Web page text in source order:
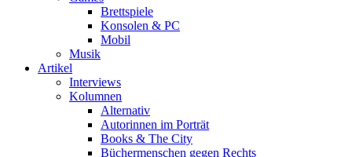
Brettspiele
Konsolen & PC
Mobil
Musik
Artikel
Interviews
Kolumnen
Alternativ
Autorinnen im Porträt
Books & The City
Büchermenschen gegen Rechts